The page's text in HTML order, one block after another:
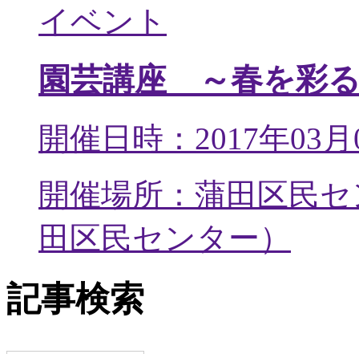
イベント
園芸講座 ～春を彩
開催日時：2017年03
開催場所：蒲田区民
田区民センター ）
記事検索